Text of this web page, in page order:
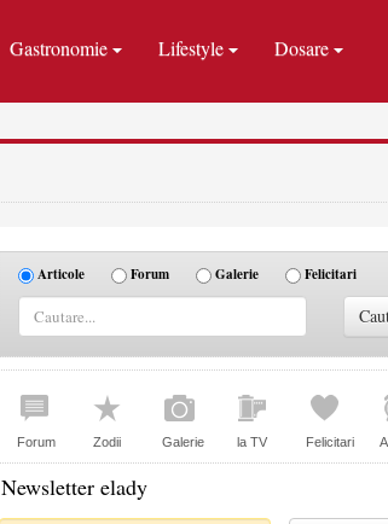
Gastronomie Lifestyle Dosare
Articole Forum Galerie Felicitari
Forum Zodii Galerie la TV Felicitari
Newsletter elady